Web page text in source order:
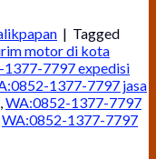
| Tagged
motor di kota
7797 expedisi
1377-7797 jasa
,WA:0852-1377-7797
WA:0852-1377-7797